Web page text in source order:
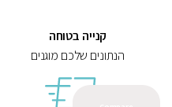
קנייה בטוחה
הנתונים שלכם מוגנים